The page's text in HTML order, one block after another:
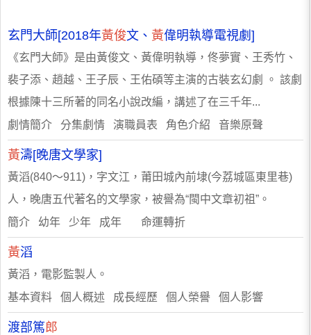
玄門大師[2018年黃俊文、 黃偉明執導電視劇]
《玄門大師》是由黃俊文、黃偉明執導，佟夢實、王秀竹、
裴子添、趙越、王子辰、王佑碩等主演的古裝玄幻劇 。 該劇
根據陳十三所著的同名小說改編，講述了在三千年...
劇情簡介 分集劇情 演職員表 角色介紹 音樂原聲
黃濤[晚唐文學家]
黃滔(840～911)，字文江，莆田城內前埭(今荔城區東里巷)
人，晚唐五代著名的文學家，被譽為“閩中文章初祖”。
簡介 幼年 少年 成年 命運轉折
黃滔
黃滔，電影監製人。
基本資料 個人概述 成長經歷 個人榮譽 個人影響
渡部篤郎